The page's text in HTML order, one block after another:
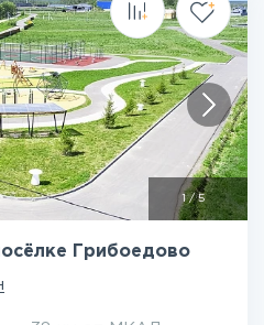
1/5
Грибоедово